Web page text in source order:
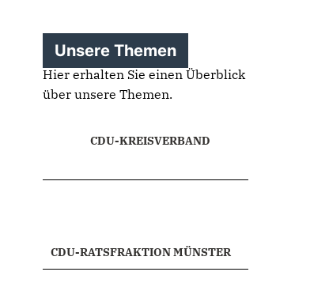
Unsere Themen
Hier erhalten Sie einen Überblick
über unsere Themen.
CDU-KREISVERBAND
CDU-RATSFRAKTION MÜNSTER